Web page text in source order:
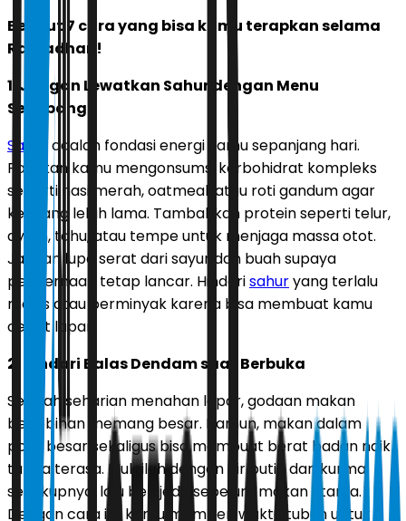
Berikut 7 cara yang bisa kamu terapkan selama
Ramadhan!
1. Jangan Lewatkan Sahur dengan Menu
Seimbang
Sahur adalah fondasi energi kamu sepanjang hari.
Pastikan kamu mengonsumsi karbohidrat kompleks
seperti nasi merah, oatmeal, atau roti gandum agar
kenyang lebih lama. Tambahkan protein seperti telur,
ayam, tahu, atau tempe untuk menjaga massa otot.
Jangan lupa serat dari sayur dan buah supaya
pencernaan tetap lancar. Hindarisahuryang terlalu
manis atau berminyak karena bisa membuat kamu
cepat lapar.
2. Hindari Balas Dendam saat Berbuka
Setelah seharian menahan lapar, godaan makan
berlebihan memang besar. Namun, makan dalam
porsi besar sekaligus bisa membuat berat badan naik
tanpa terasa. Mulailah dengan air putih dan kurma
secukupnya, lalu beri jeda sebelum makan utama.
Dengan cara ini, kamu memberi waktu tubuh untuk